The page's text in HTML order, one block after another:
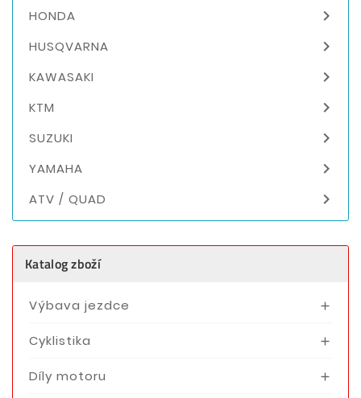
HONDA 
HUSQVARNA 
KAWASAKI 
KTM 
SUZUKI 
YAMAHA 
ATV / QUAD 
Katalog zboží
Výbava jezdce 
Cyklistika 
Díly motoru 